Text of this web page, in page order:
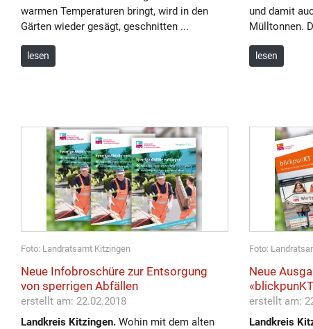
warmen Temperaturen bringt, wird in den
Gärten wieder gesägt, geschnitten ...
lesen
und damit
Mülltonnen.
lesen
Foto: Landratsamt Kitzingen
Neue Infobroschüre zur Entsorgung
von sperrigen Abfällen
erstellt am: 22.02.2018
Landkreis Kitzingen. Wohin mit dem alten
Foto:
Neue
erstellt am:
Landkreis